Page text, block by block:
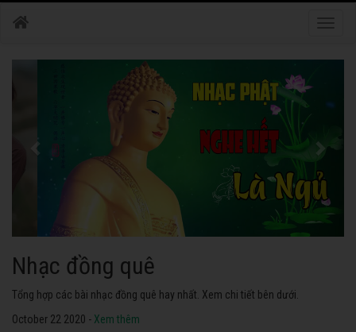
Nhạc phật
Tuyển tập các bài nhạc thánh ca hay nhất. Không thể không nghe thử.
October 22 2020 - Xem thêm